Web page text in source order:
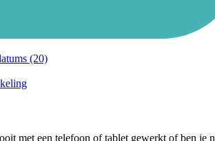
(20)
met een telefoon of tablet gewerkt of ben je